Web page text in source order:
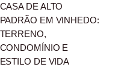
CASA DE ALTO
PADRÃO EM VINHEDO:
TERRENO,
CONDOMÍNIO E
ESTILO DE VIDA